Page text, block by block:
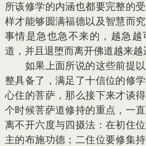
所该修学的内涵也都要完整的
样才能够圆满福德以及智慧而
事情是急也急不来的，越急越
道，并且退堕而离开佛道越来越
如果上面所说的这些前提以
整具备了，满足了十信位的修
心住的菩萨，那么接下来才谈
个时候菩萨道修持的重点，一
离不开六度与四摄法：在初住
主的布施功德；二住位要修集